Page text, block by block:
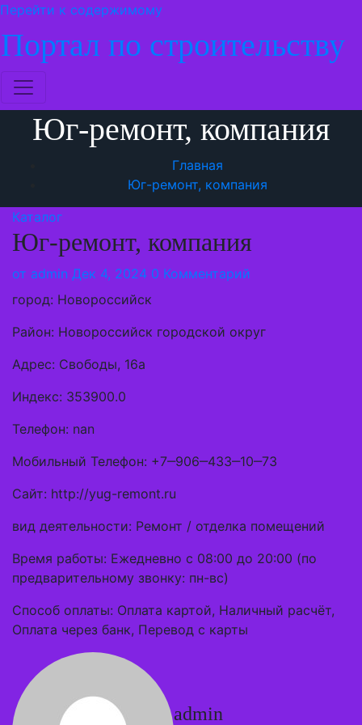
Перейти к содержимому
Портал по строительству
Юг-ремонт, компания
Главная
Юг-ремонт, компания
Каталог
Юг-ремонт, компания
от admin Дек 4, 2024 0 Комментарий
город: Новороссийск
Район: Новороссийск городской округ
Адрес: Свободы, 16а
Индекс: 353900.0
Телефон: nan
Мобильный Телефон: +7‒906‒433‒10‒73
Сайт: http://yug-remont.ru
вид деятельности: Ремонт / отделка помещений
Время работы: Ежедневно с 08:00 до 20:00 (по
предварительному звонку: пн-вс)
Способ оплаты: Оплата картой, Наличный расчёт,
Оплата через банк, Перевод с карты
admin